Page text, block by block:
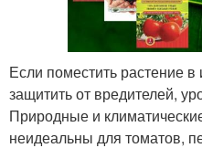
Если поместить растение
защитить от вредителей,
Природные и
неидеальны для томатов,